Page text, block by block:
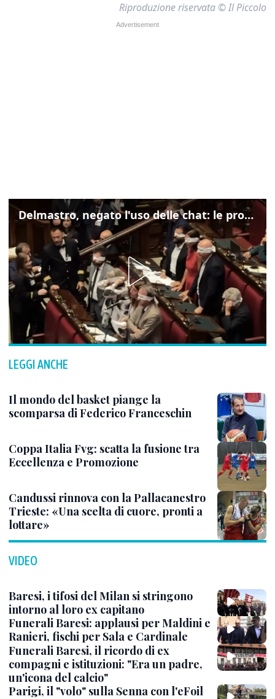
Riproduzione riservata © Il Piccolo
Delmastro, negato l'uso delle chat: le proteste di Avs e M5s
LEGGI ANCHE
Il mondo del basket piange la
scomparsa di Federico Franceschin
Coppa Italia Fvg: scatta la fusione tra
Eccellenza e Promozione
Candussi rinnova con la Pallacanestro
Trieste: «Una scelta di cuore, pronti a
lottare»
VIDEO
Baresi, i tifosi del Milan si stringono
intorno al loro ex capitano
Funerali Baresi: applausi per Maldini e
Ranieri, fischi per Sala e Cardinale
Funerali Baresi, il ricordo di ex
compagni e istituzioni: "Era un padre,
un'icona del calcio"
Parigi, il "volo" sulla Senna con l'eFoil